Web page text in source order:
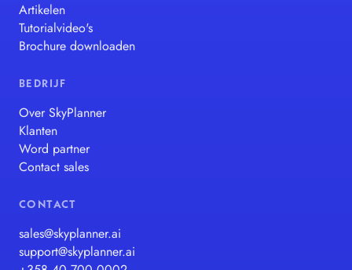
Artikelen
Tutorialvideo's
Brochure downloaden
BEDRIJF
Over SkyPlanner
Klanten
Word partner
Contact sales
CONTACT
sales@skyplanner.ai
support@skyplanner.ai